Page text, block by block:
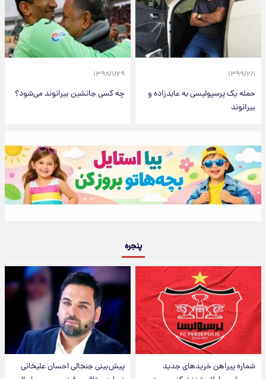
۱۳۹۹/۲/۱
حمله یک پرسپولیسی به عابدزاده و
بیرانوند
۱۳۹۸/۱/۲۹
چه کسی جانشین بیرانوند می‌شود؟
پنجره
شماره پیراهن خریدهای جدید
پیش‌بینی جنجالی احسان علیخانی